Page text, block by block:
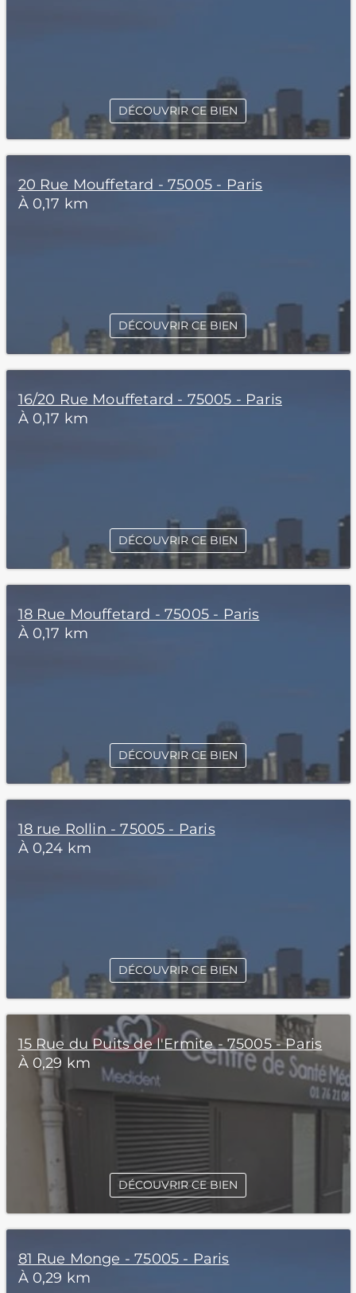
DÉCOUVRIR CE BIEN
20 Rue Mouffetard - 75005 - Paris
À 0,17 km
DÉCOUVRIR CE BIEN
16/20 Rue Mouffetard - 75005 - Paris
À 0,17 km
DÉCOUVRIR CE BIEN
18 Rue Mouffetard - 75005 - Paris
À 0,17 km
DÉCOUVRIR CE BIEN
18 rue Rollin - 75005 - Paris
À 0,24 km
DÉCOUVRIR CE BIEN
15 Rue du Puits de l'Ermite - 75005 - Paris
À 0,29 km
DÉCOUVRIR CE BIEN
81 Rue Monge - 75005 - Paris
À 0,29 km